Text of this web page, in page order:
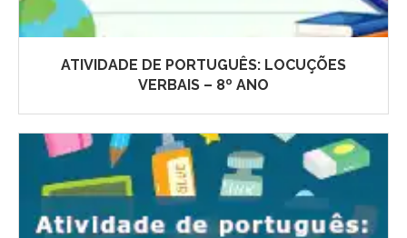
ATIVIDADE DE PORTUGUÊS: LOCUÇÕES
VERBAIS – 8º ANO